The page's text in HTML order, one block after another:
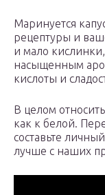
Маринуется
рецептуры и
и мало
насыщенным
кислоты и
В целом
как к белой.
составьте
лучше с наших